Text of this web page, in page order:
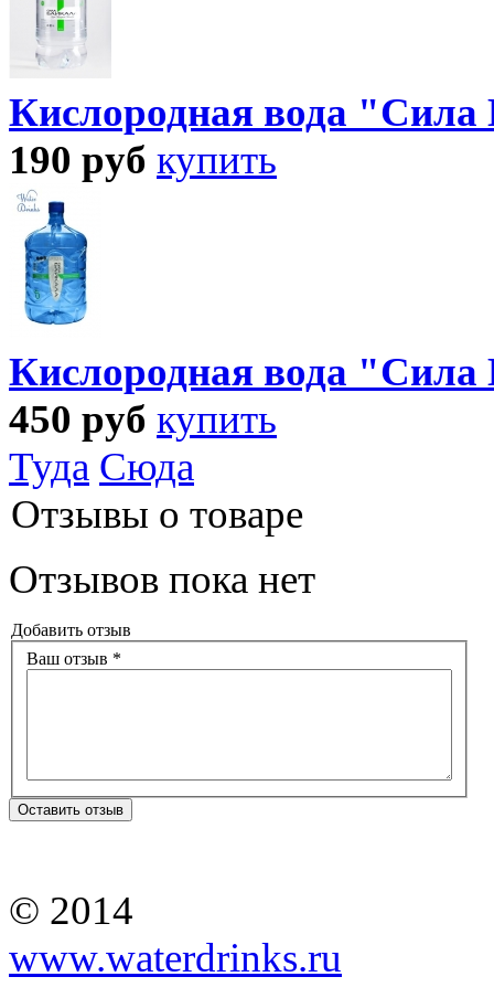
Кислородная вода "Сила
190 руб купить
Кислородная вода "Сила
450 руб купить
Туда Сюда
Отзывы о товаре
Отзывов пока нет
Добавить отзыв
Ваш отзыв *
Оставить отзыв
© 2014
www.waterdrinks.ru